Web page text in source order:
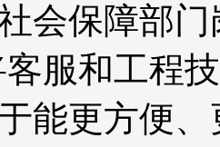
会保障部
客服和工程
能更方便